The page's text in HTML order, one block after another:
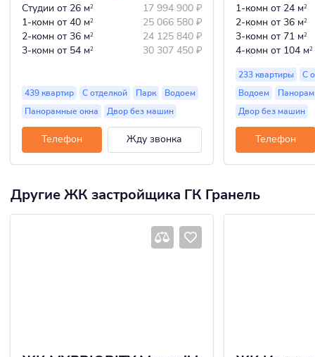
Студии от 26 м2 17 994 900 ₽
1-комн от 40 м2 25 066 580 ₽
2-комн от 36 м2 24 125 840 ₽
3-комн от 54 м2 30 307 450 ₽
439 квартир С отделкой Парк
Водоем
Панорамные окна
Двор без машин
Телефон Жду звонка
1-комн от 24 м2
2-комн от 36 м2
3-комн от 71 м2
4-комн от 104 м2
233 квартиры
С
Водоем
Двор без машин
Телефон
Другие ЖК застройщика ГК Гранель